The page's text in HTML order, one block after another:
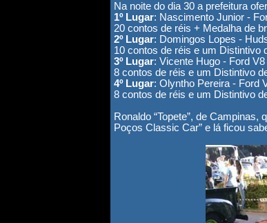
Na noite do dia 30 a prefeitura
1º Lugar: Nascimento Junior -
20 contos de réis + Medalha de
2º Lugar: Domingos Lopes -
10 contos de réis e um Distintivo
3º Lugar: Vicente Hugo - Ford
8 contos de réis e um Distintivo
4º Lugar: Olyntho Pereira - Ford
8 contos de réis e um Distintivo
Ronaldo “Topete”, de
Poços Classic Car” e lá ficou